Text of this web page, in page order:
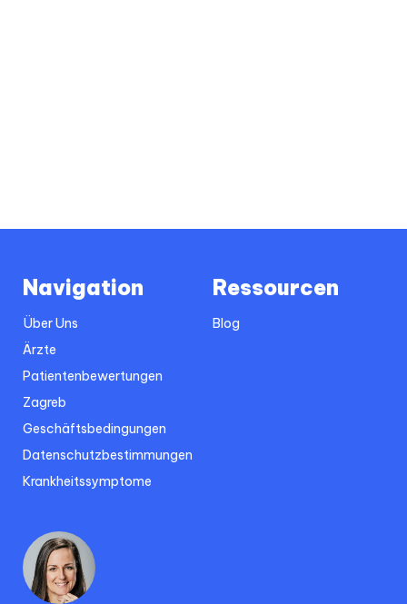
Navigation
Über Uns
Ärzte
Patientenbewertungen
Zagreb
Geschäftsbedingungen
Datenschutzbestimmungen
Krankheitssymptome
Ressourcen
Blog